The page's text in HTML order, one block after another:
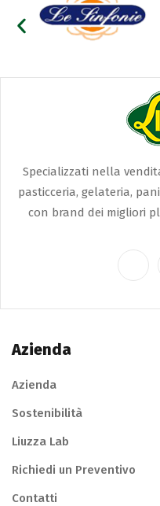
Specializzati nella
pasticceria, gelateria,
con brand dei migliori
Azienda
Azienda
Sostenibilità
Liuzza Lab
Richiedi un Preventivo
Contatti